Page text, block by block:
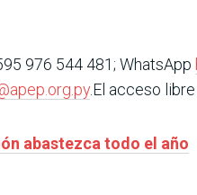
976 544 481; WhatsApp
.El acceso
abastezca todo el año